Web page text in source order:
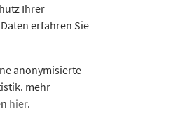
Ihrer
erfahren Sie
anonymisierte
mehr
hier.